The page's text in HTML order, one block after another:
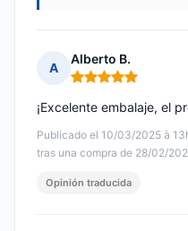
A
Alberto B.
Nota: 5 de 5
Publicado el 10/03/2025 à
tras una compra de 28/02/
¡Excelente embalaje, el
Opinión traducida